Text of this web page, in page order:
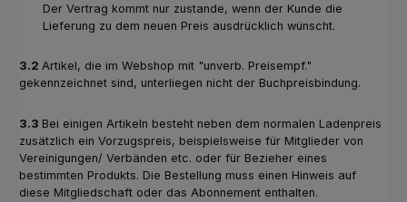
Der Vertrag kommt nur zustande, wenn der Kunde die
Lieferung zu dem neuen Preis ausdrücklich wünscht.
3.2 Artikel, die im Webshop mit "unverb. Preisempf."
gekennzeichnet sind, unterliegen nicht der Buchpreisbindung.
3.3 Bei einigen Artikeln besteht neben dem normalen Ladenpreis
zusätzlich ein Vorzugspreis, beispielsweise für Mitglieder von
Vereinigungen/ Verbänden etc. oder für Bezieher eines
bestimmten Produkts. Die Bestellung muss einen Hinweis auf
diese Mitgliedschaft oder das Abonnement enthalten.